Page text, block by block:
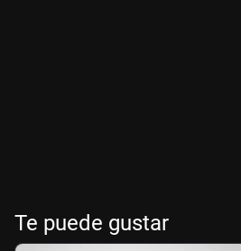
Te puede gustar